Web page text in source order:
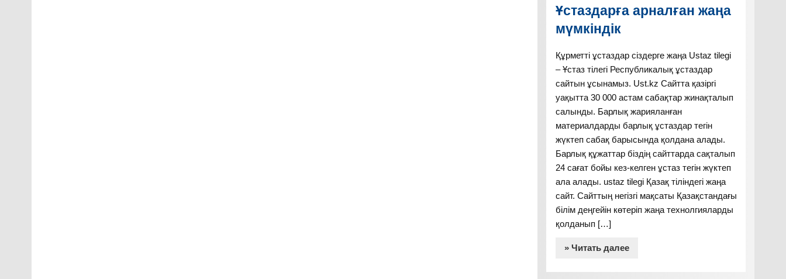
Ұстаздарға арналған жаңа
мүмкіндік
Құрметті ұстаздар сіздерге жаңа Ustaz tilegi
– Ұстаз тілегі Республикалық ұстаздар
сайтын ұсынамыз. Ust.kz Сайтта қазіргі
уақытта 30 000 астам сабақтар жинақталып
салынды. Барлық жарияланған
материалдарды барлық ұстаздар тегін
жүктеп сабақ барысында қолдана алады.
Барлық құжаттар біздің сайттарда сақталып
24 сағат бойы кез-келген ұстаз тегін жүктеп
ала алады. ustaz tilegi Қазақ тіліндегі жаңа
сайт. Сайттың негізгі мақсаты Қазақстандағы
білім деңгейін көтеріп жаңа технолгияларды
қолданып […]
» Читать далее